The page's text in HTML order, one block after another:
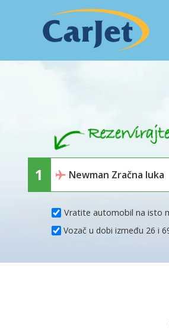
Vratite automobil na isto
Vozač u dobi između 26 i